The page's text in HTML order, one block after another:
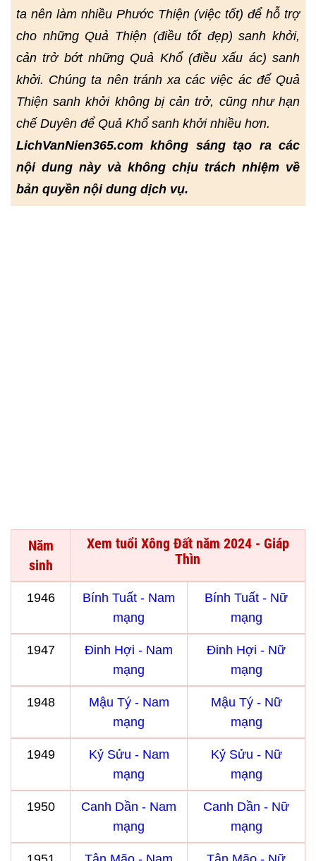
ta nên làm nhiều Phước Thiện (việc tốt) để hỗ trợ
cho những Quả Thiện (điều tốt đẹp) sanh khởi,
cản trở bớt những Quả Khổ (điều xấu ác) sanh
khởi. Chúng ta nên tránh xa các việc ác để Quả
Thiện sanh khởi không bị cản trở, cũng như hạn
chế Duyên để Quả Khổ sanh khởi nhiều hơn.
LichVanNien365.com không sáng tạo ra các
nội dung này và không chịu trách nhiệm về
bản quyền nội dung dịch vụ.
Năm
sinh
Xem tuổi Xông Đất năm 2024 - Giáp
Thìn
1946
Bính Tuất - Nam
mạng
Bính Tuất - Nữ
mạng
1947
Đinh Hợi - Nam
mạng
Đinh Hợi - Nữ
mạng
1948
Mậu Tý - Nam
mạng
Mậu Tý - Nữ
mạng
1949
Kỷ Sửu - Nam
mạng
Kỷ Sửu - Nữ
mạng
1950
Canh Dần - Nam
mạng
Canh Dần - Nữ
mạng